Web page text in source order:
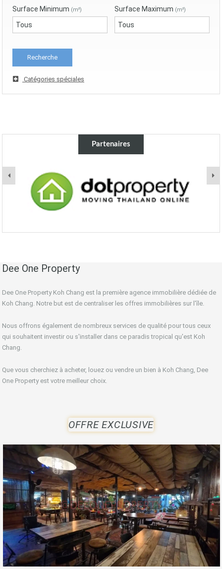
Surface Minimum (m²) Surface Maximum (m²)
Catégories spéciales
Partenaires
Dee One Property
Dee One Property Koh Chang est la première agence immobilière dédiée de
Koh Chang. Notre but est de centraliser les offres immobilières sur l'île.
Nous offrons également de nombreux services de qualité pour tous ceux
qui souhaitent investir ou s'installer dans ce paradis tropical qu'est Koh
Chang.
Que vous cherchiez à acheter, louez ou vendre un bien à Koh Chang, Dee
One Property est votre meilleur choix.
OFFRE EXCLUSIVE